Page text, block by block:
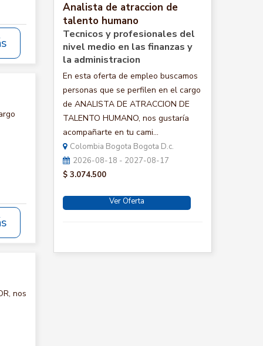
nos
Analista de atraccion de
talento humano
Tecnicos y profesionales del
nivel medio en las finanzas y
la administracion
En esta oferta de empleo buscamos
personas que se perfilen en el cargo
de ANALISTA DE ATRACCION DE
TALENTO HUMANO, nos gustaría
acompañarte en tu cami...
Colombia Bogota Bogota D.c.
2026-08-18 - 2027-08-17
$ 3.074.500
Ver Oferta